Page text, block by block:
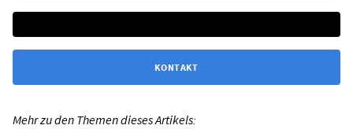
KONTAKT
Mehr zu den Themen dieses Artikels: